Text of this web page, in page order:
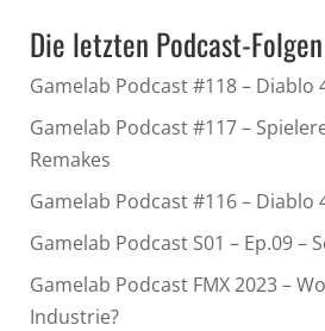
Die letzten Podcast-Folgen
Gamelab Podcast #118 – Diablo
Gamelab Podcast #117 –
Remakes
Gamelab Podcast #116 – Diablo
Gamelab Podcast S01 – Ep.09 –
Gamelab Podcast FMX 2023 –
Industrie?